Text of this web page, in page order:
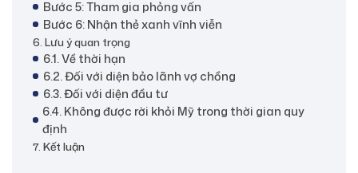
Bước 5: Tham gia phỏng vấn
Bước 6: Nhận thẻ xanh vĩnh viễn
6. Lưu ý quan trọng
6.1. Về thời hạn
6.2. Đối với diện bảo lãnh vợ chồng
6.3. Đối với diện đầu tư
6.4. Không được rời khỏi Mỹ trong thời gian quy
định
7. Kết luận